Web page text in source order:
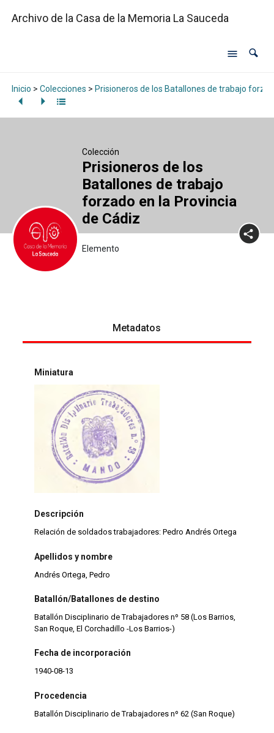
Archivo de la Casa de la Memoria La Sauceda
Inicio > Colecciones > Prisioneros de los Batallones de trabajo
Colección
Prisioneros de los
Batallones de trabajo
forzado en la Provincia
de Cádiz
Elemento
Metadatos
Miniatura
Descripción
Relación de soldados trabajadores: Pedro Andrés Ortega
Apellidos y nombre
Andrés Ortega, Pedro
Batallón/Batallones de destino
Batallón Disciplinario de Trabajadores nº 58 (Los Barrios,
San Roque, El Corchadillo -Los Barrios-)
Fecha de incorporación
1940-08-13
Procedencia
Batallón Disciplinario de Trabajadores nº 62 (San Roque)